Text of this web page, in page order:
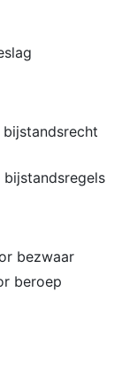
bijstandsregels
bezwaar
beroep